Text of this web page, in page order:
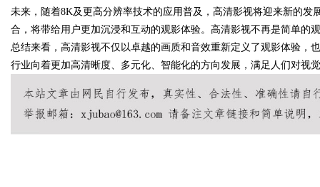
Bo
未来，随着8K及更高分辨率技术的应用普及，高清影视将迎来新的
合，将带给用户更加沉浸和互动的观影体验。高清影视不再是简单的
总结来看，高清影视不仅以卓越的画质和音效重新定义了观影体验，
行业向着更加高清晰度、多元化、智能化的方向发展，满足人们对视